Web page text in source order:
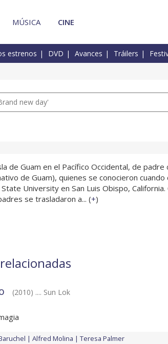
MÚSICA CINE
estrenos DVD Avances Tráilers
new day'
de Guam en el Pacífico Occidental, de padre
de Guam), quienes se conocieron cuando
University en San Luis Obispo, California.
se trasladaron a... (+)
(2010) .... Sun Lok
Alfred Molina Teresa Palmer